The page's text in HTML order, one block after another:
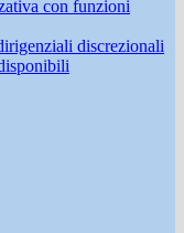
con funzioni
discrezionali